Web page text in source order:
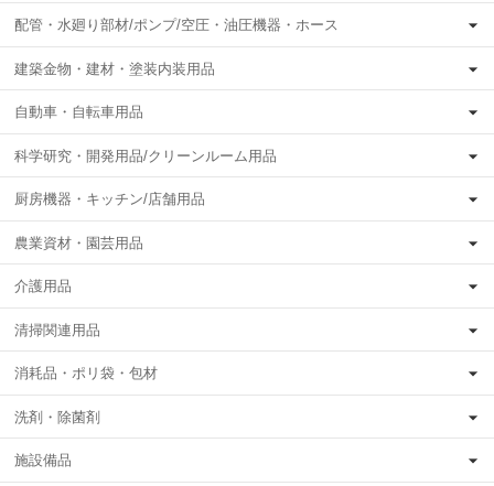
配管・水廻り部材/ポンプ/空圧・油圧機器・ホース
建築金物・建材・塗装内装用品
自動車・自転車用品
科学研究・開発用品/クリーンルーム用品
厨房機器・キッチン/店舗用品
農業資材・園芸用品
介護用品
清掃関連用品
消耗品・ポリ袋・包材
洗剤・除菌剤
施設備品